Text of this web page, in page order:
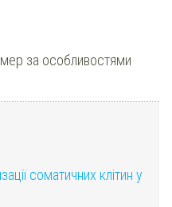
за особливостями
соматичних клітин у